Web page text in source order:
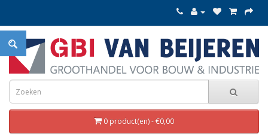
0 product(en) - €0,00